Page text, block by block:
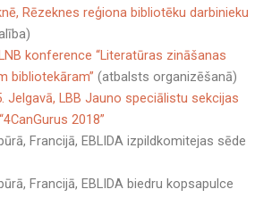
Rēzeknes reģiona bibliotēku darbinieku
konference “Literatūras zināšanas
bibliotekāram” (atbalsts organizēšanā)
Jelgavā, LBB Jauno speciālistu sekcijas
2018”
Francijā, EBLIDA izpildkomitejas sēde
Francijā, EBLIDA biedru kopsapulce